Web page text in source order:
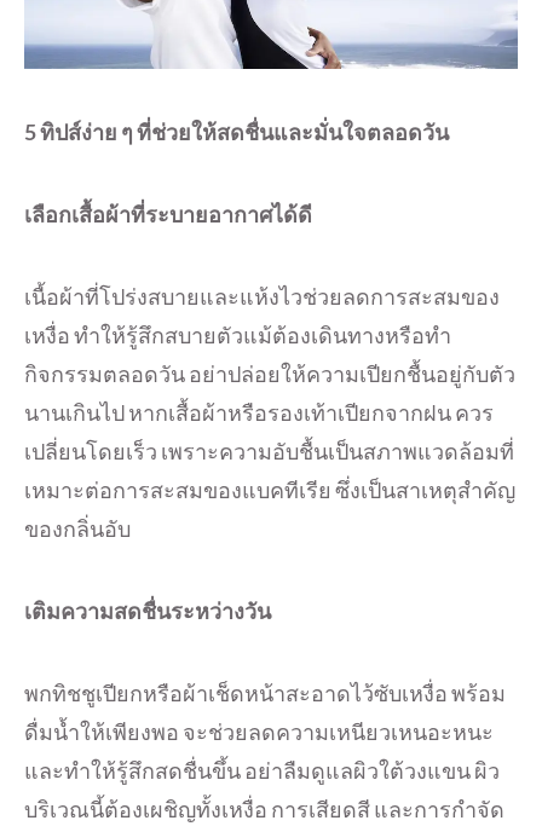
5 ทิปส์ง่าย ๆ ที่ช่วยให้สดชื่นและมั่นใจตลอดวัน
เลือกเสื้อผ้าที่ระบายอากาศได้ดี
เนื้อผ้าที่โปร่งสบายและแห้งไวช่วยลดการสะสมของ
เหงื่อ ทำให้รู้สึกสบายตัวแม้ต้องเดินทางหรือทำ
กิจกรรมตลอดวัน อย่าปล่อยให้ความเปียกชื้นอยู่กับตัว
นานเกินไป หากเสื้อผ้าหรือรองเท้าเปียกจากฝน ควร
เปลี่ยนโดยเร็ว เพราะความอับชื้นเป็นสภาพแวดล้อมที่
เหมาะต่อการสะสมของแบคทีเรีย ซึ่งเป็นสาเหตุสำคัญ
ของกลิ่นอับ
เติมความสดชื่นระหว่างวัน
พกทิชชูเปียกหรือผ้าเช็ดหน้าสะอาดไว้ซับเหงื่อ พร้อม
ดื่มน้ำให้เพียงพอ จะช่วยลดความเหนียวเหนอะหนะ
และทำให้รู้สึกสดชื่นขึ้น อย่าลืมดูแลผิวใต้วงแขน ผิว
บริเวณนี้ต้องเผชิญทั้งเหงื่อ การเสียดสี และการกำจัด